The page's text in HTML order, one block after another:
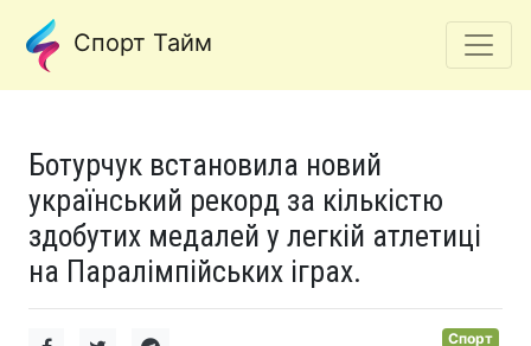
Спорт Тайм
Ботурчук встановила новий
український рекорд за кількістю
здобутих медалей у легкій атлетиці
на Паралімпійських іграх.
Спорт